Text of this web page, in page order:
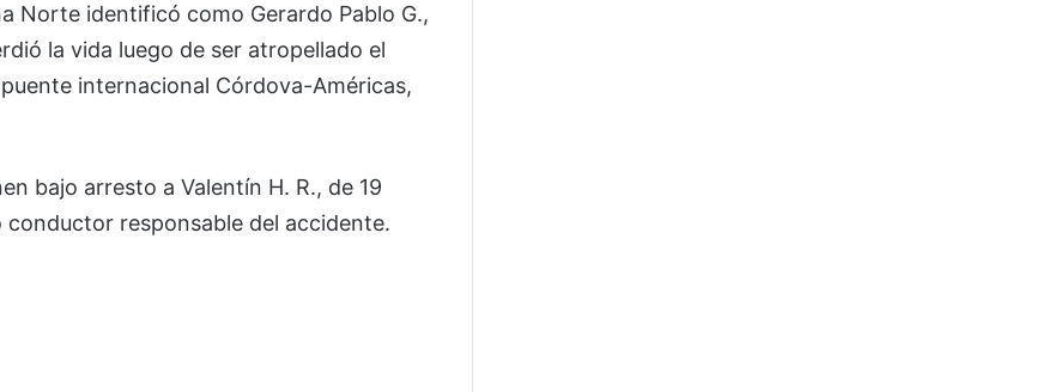
Norte identificó como Gerardo Pablo G.,
la vida luego de ser atropellado el
internacional Córdova-Américas,
bajo arresto a Valentín H. R., de 19
responsable del accidente.